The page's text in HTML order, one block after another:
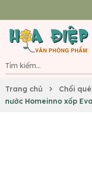
Trang chủ Chổi
nước Homeinno xốp